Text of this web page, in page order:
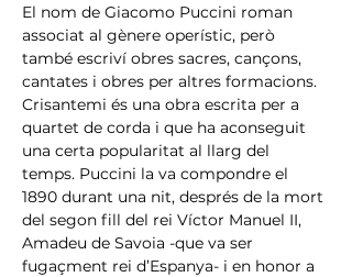
El nom de Giacomo Puccini roman
associat al gènere operístic, però
també escriví obres sacres, cançons,
cantates i obres per altres formacions.
Crisantemi és una obra escrita per a
quartet de corda i que ha aconseguit
una certa popularitat al llarg del
temps. Puccini la va compondre el
1890 durant una nit, després de la mort
del segon fill del rei Víctor Manuel II,
Amadeu de Savoia -que va ser
fugaçment rei d’Espanya- i en honor a